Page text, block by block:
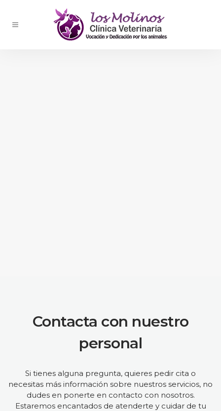
Contacta con nuestro
personal
Si tienes alguna pregunta, quieres pedir cita o
necesitas más información sobre nuestros servicios, no
dudes en ponerte en contacto con nosotros.
Estaremos encantados de atenderte y cuidar de tu